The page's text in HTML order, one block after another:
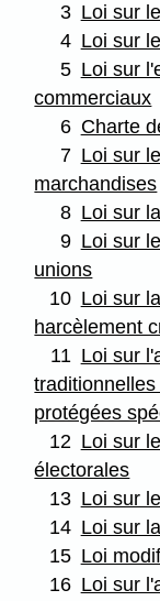
3 Loi sur
4 Loi sur
5 Loi sur
commerciaux
6 Charte
7 Loi sur
marchandises
8 Loi sur
9 Loi sur
unions
10 Loi sur
harcèlement
11 Loi sur
protégées
12 Loi sur
électorales
13 Loi sur
14 Loi sur
15 Loi
16 Loi sur